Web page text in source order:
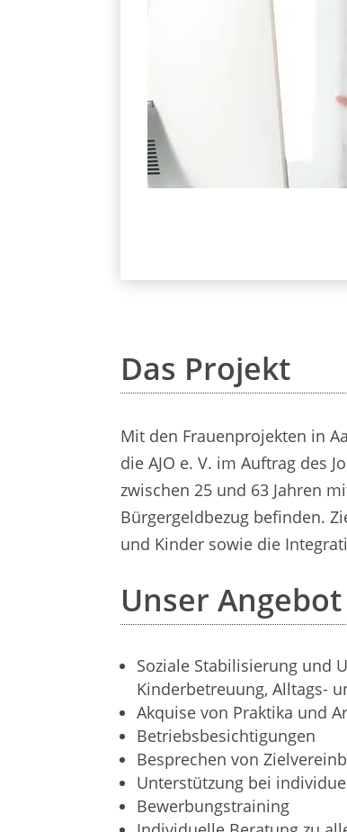
Das Projekt
Mit den Frauenprojekten in
die AJO e. V. im Auftrag des
zwischen 25 und 63 Jahren
Bürgergeldbezug befinden.
und Kinder sowie die
Unser Angebot
Soziale Stabilisierung und
Kinderbetreuung, Alltags-
Akquise von Praktika und
Betriebsbesichtigungen
Besprechen von
Unterstützung bei
Bewerbungstraining